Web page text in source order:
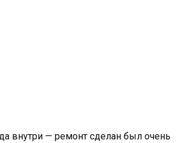
внутри — ремонт сделан был очень